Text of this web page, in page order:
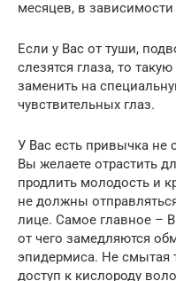
месяцев, в
Если у Вас от туши,
слезятся глаза, то
заменить на
чувствительных глаз.
У Вас есть привычка не
Вы желаете отрастить
продлить молодость и
не должны
лице. Самое главное –
от чего замедляются
эпидермиса. Не смытая
доступ к кислороду